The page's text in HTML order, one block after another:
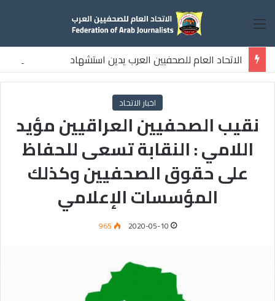
القائمة
الاتحاد العام للصحفيين العرب يدين استشهاد
ثلاثة صحفيين فلسطينيين باستهداف إسرائيلي وسط قطاع غزة
اخبار الاتحاد
نقيب الصحفيين العراقيين مؤيد
اللامي : النقابة تسعى للحفاظ
على حقوق الصحفيين وكذلك
المؤسسات الإعلامي
2020-05-10
965